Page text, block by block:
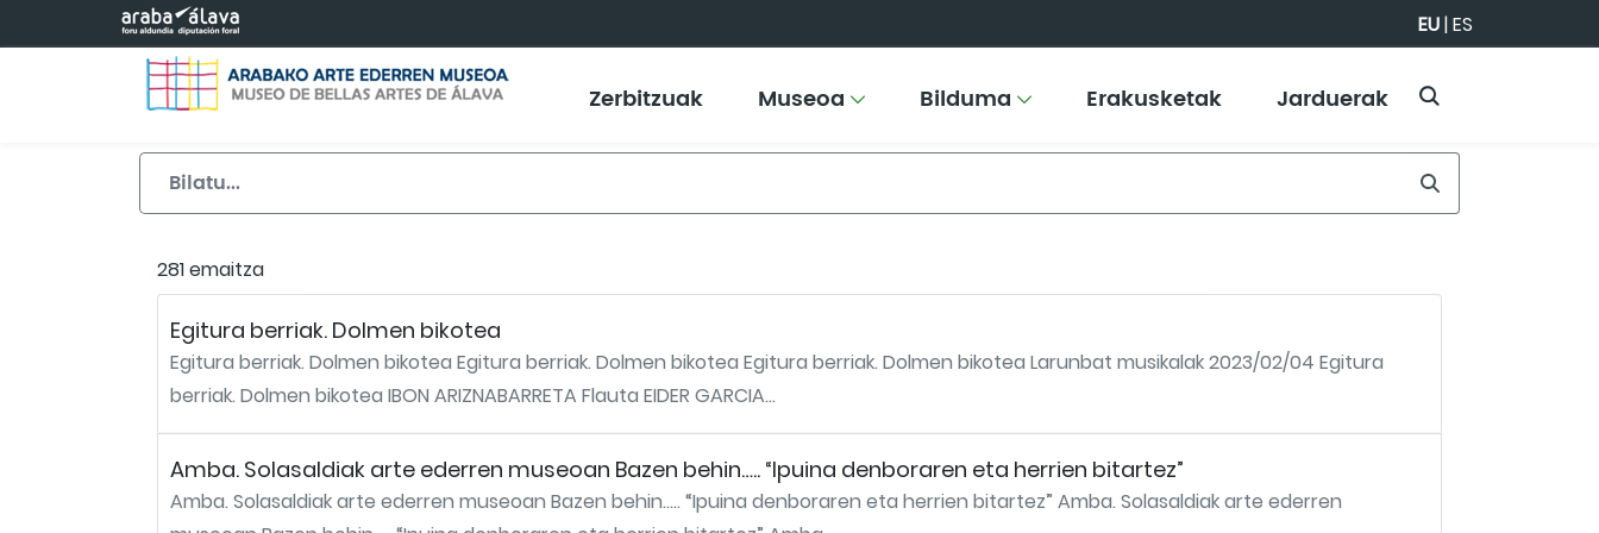
Eduki nagusira joan EU|ES
Zerbitzuak Museoa Bilduma Erakusketak Jarduerak
281 emaitza
Egitura berriak. Dolmen bikotea
Egitura berriak. Dolmen bikotea Egitura berriak. Dolmen bikotea Egitura berriak. Dolmen bikotea Larunbat musikalak 2023/02/04 Egitura
berriak. Dolmen bikotea IBON ARIZNABARRETA Flauta EIDER GARCIA...
Amba. Solasaldiak arte ederren museoan Bazen behin….. “Ipuina denboraren eta herrien bitartez”
Amba. Solasaldiak arte ederren museoan Bazen behin….. “Ipuina denboraren eta herrien bitartez” Amba. Solasaldiak arte ederren